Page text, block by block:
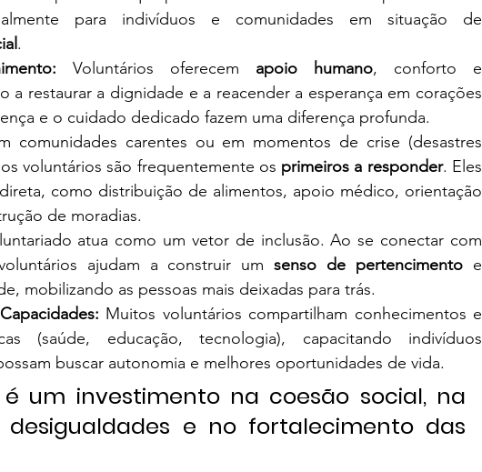
.
Voluntários oferecem apoio humano, conforto e
a restaurar a dignidade e a reacender a esperança em corações
e o cuidado dedicado fazem uma diferença profunda.
comunidades carentes ou em momentos de crise (desastres
voluntários são frequentemente os primeiros a responder. Eles
como distribuição de alimentos, apoio médico, orientação
de moradias.
atua como um vetor de inclusão. Ao se conectar com
ajudam a construir um senso de pertencimento e
mobilizando as pessoas mais deixadas para trás.
Muitos voluntários compartilham conhecimentos e
(saúde, educação, tecnologia), capacitando indivíduos
buscar autonomia e melhores oportunidades de vida.
um investimento na coesão social, na
desigualdades e no fortalecimento das